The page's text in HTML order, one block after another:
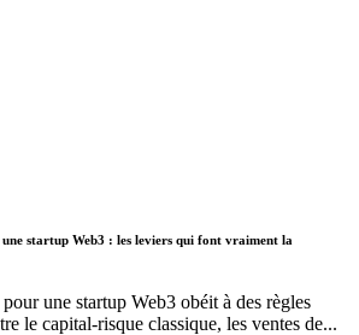
startup Web3 : les leviers qui font vraiment la
une startup Web3 obéit à des règles
le capital-risque classique, les ventes de...